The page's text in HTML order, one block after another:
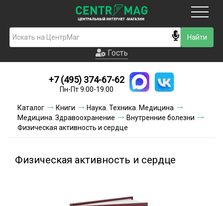
Гость
Новинки
Условия доставки
Условия оплаты
Гость
+7 (495) 374-67-62
Пн-Пт 9:00-19:00
Каталог Книги
Наука. Техника. Медицина
Медицина. Здравоохранение
Внутренние болезни
Физическая активность и сердце
Физическая активность и сердце